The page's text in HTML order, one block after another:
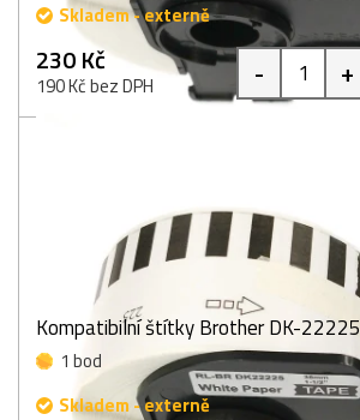
Skladem - externě
230 Kč
190 Kč bez DPH - +
Kompatibilní štítky Brother DK-22225
1 bod
Skladem - externě